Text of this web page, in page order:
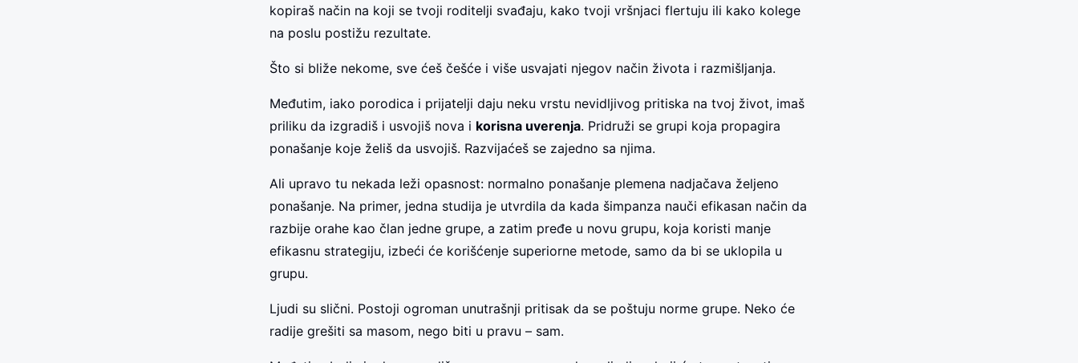
kopiraš način na koji se tvoji roditelji svađaju, kako tvoji vršnjaci flertuju ili kako kolege
na poslu postižu rezultate.
Što si bliže nekome, sve ćeš češće i više usvajati njegov način života i razmišljanja.
Međutim, iako porodica i prijatelji daju neku vrstu nevidljivog pritiska na tvoj život, imaš
priliku da izgradiš i usvojiš nova i korisna uverenja. Pridruži se grupi koja propagira
ponašanje koje želiš da usvojiš. Razvijaćeš se zajedno sa njima.
Ali upravo tu nekada leži opasnost: normalno ponašanje plemena nadjačava željeno
ponašanje. Na primer, jedna studija je utvrdila da kada šimpanza nauči efikasan način da
razbije orahe kao član jedne grupe, a zatim pređe u novu grupu, koja koristi manje
efikasnu strategiju, izbeći će korišćenje superiorne metode, samo da bi se uklopila u
grupu.
Ljudi su slični. Postoji ogroman unutrašnji pritisak da se poštuju norme grupe. Neko će
radije grešiti sa masom, nego biti u pravu – sam.